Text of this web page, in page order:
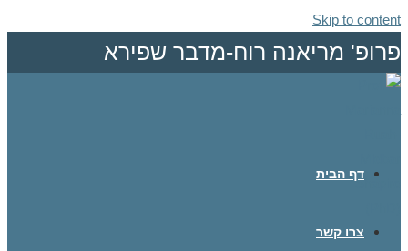
Skip to content
פרופ' מריאנה רוח-מדבר שפירא
דף הבית
צרו קשר